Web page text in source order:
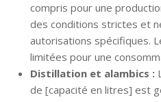
compris pour une
des conditions strictes et
autorisations spécifiques.
limitées pour une
Distillation et alambics :
de [capacité en litres] est